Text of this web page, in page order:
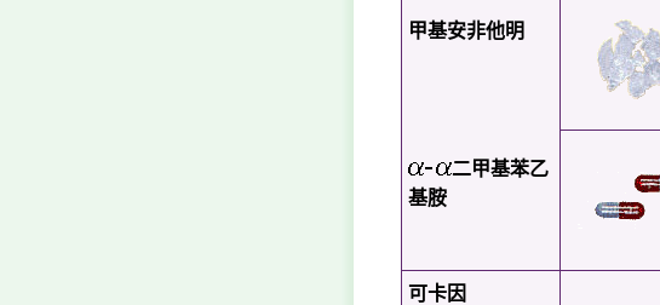
甲基安非他明
二甲基苯乙
基胺
可卡因